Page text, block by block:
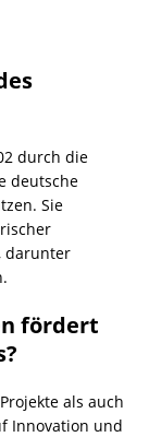
durch die
deutsche
Sie
darunter
fördert
als auch
Innovation und